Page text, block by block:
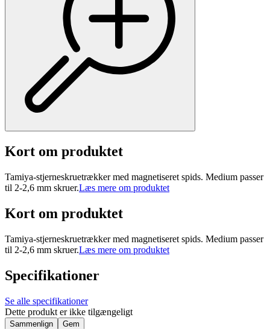
Kort om produktet
Tamiya-stjerneskruetrækker med magnetiseret spids. Medium passer
til 2-2,6 mm skruer.Læs mere om produktet
Kort om produktet
Tamiya-stjerneskruetrækker med magnetiseret spids. Medium passer
til 2-2,6 mm skruer.Læs mere om produktet
Specifikationer
Se alle specifikationer
Dette produkt er ikke tilgængeligt
Sammenlign Gem